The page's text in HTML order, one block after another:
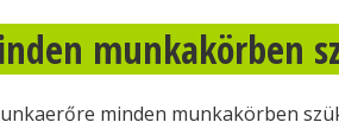
munkakörben
minden munkakörben